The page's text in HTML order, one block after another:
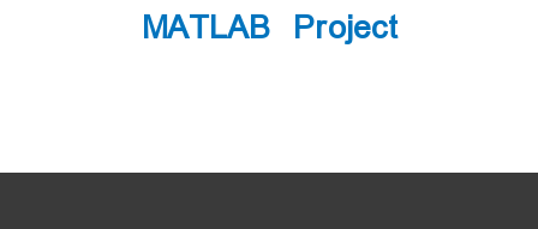
MATLAB Project